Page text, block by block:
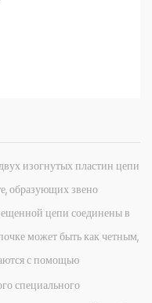
изогнутых пластин цепи
образующих звено
цепи соединены в
может быть как четным,
с помощью
специального